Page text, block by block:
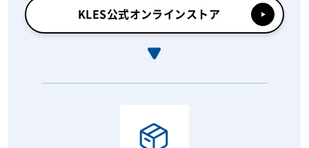
KLES公式オンラインストア